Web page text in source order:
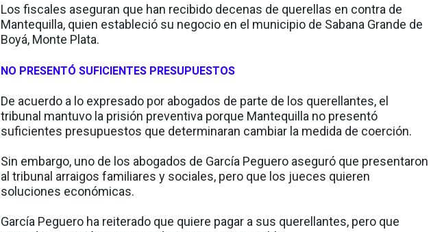
Los fiscales aseguran que han recibido decenas de querellas en contra de
Mantequilla, quien estableció su negocio en el municipio de Sabana Grande de
Boyá, Monte Plata.
NO PRESENTÓ SUFICIENTES PRESUPUESTOS
De acuerdo a lo expresado por abogados de parte de los querellantes, el
tribunal mantuvo la prisión preventiva porque Mantequilla no presentó
suficientes presupuestos que determinaran cambiar la medida de coerción.
Sin embargo, uno de los abogados de García Peguero aseguró que presentaron
al tribunal arraigos familiares y sociales, pero que los jueces quieren
soluciones económicas.
García Peguero ha reiterado que quiere pagar a sus querellantes, pero que